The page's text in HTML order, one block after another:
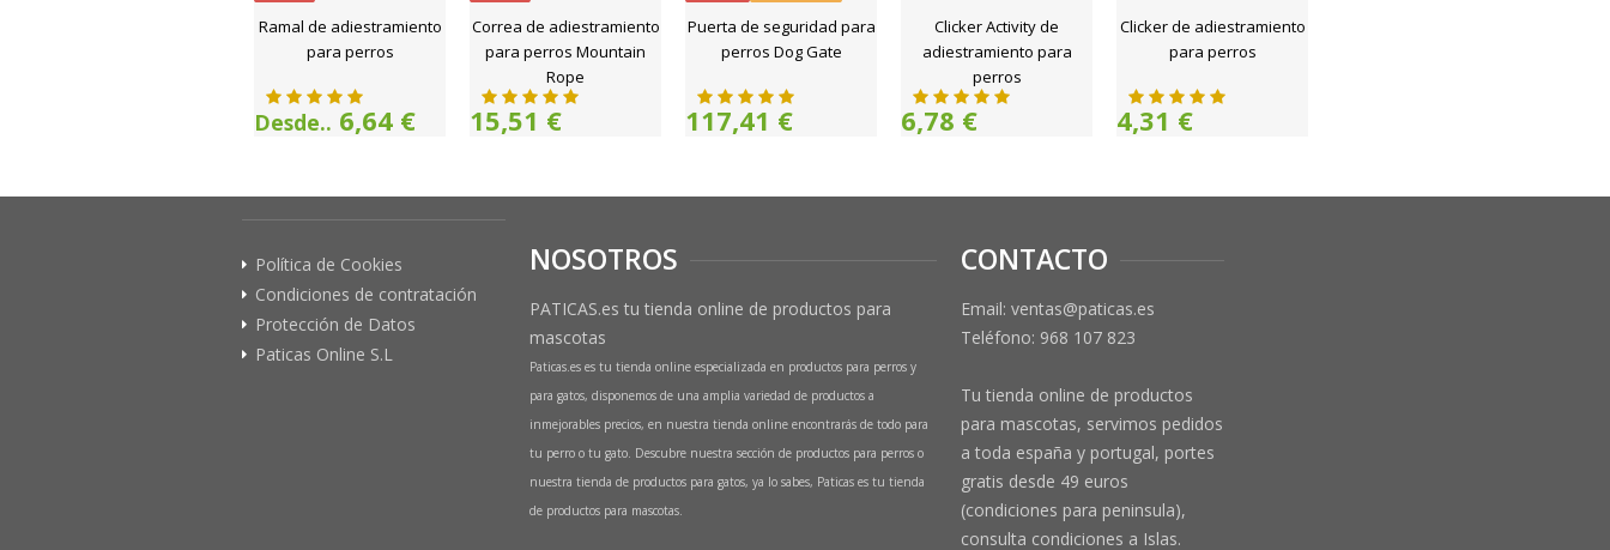
Ramal de adiestramiento
para perros
Desde.. 6,64 €
Correa de adiestramiento
para perros Mountain
Rope
15,51 €
Puerta de seguridad para
perros Dog Gate
117,41 €
Clicker Activity de
adiestramiento para
perros
6,78 €
Clicker de adiestramiento
para perros
4,31 €
Política de Cookies
Condiciones de contratación
Protección de Datos
Paticas Online S.L
NOSOTROS
PATICAS.es tu tienda online de productos para
mascotas
Paticas.es es tu tienda online especializada en productos para perros y
para gatos, disponemos de una amplia variedad de productos a
inmejorables precios, en nuestra tienda online encontrarás de todo para
tu perro o tu gato. Descubre nuestra sección de productos para perros o
nuestra tienda de productos para gatos, ya lo sabes, Paticas es tu tienda
de productos para mascotas.
CONTACTO
Email: ventas@paticas.es
Teléfono: 968 107 823
Tu tienda online de productos
para mascotas, servimos pedidos
a toda españa y portugal, portes
gratis desde 49 euros
(condiciones para peninsula),
consulta condiciones a Islas.